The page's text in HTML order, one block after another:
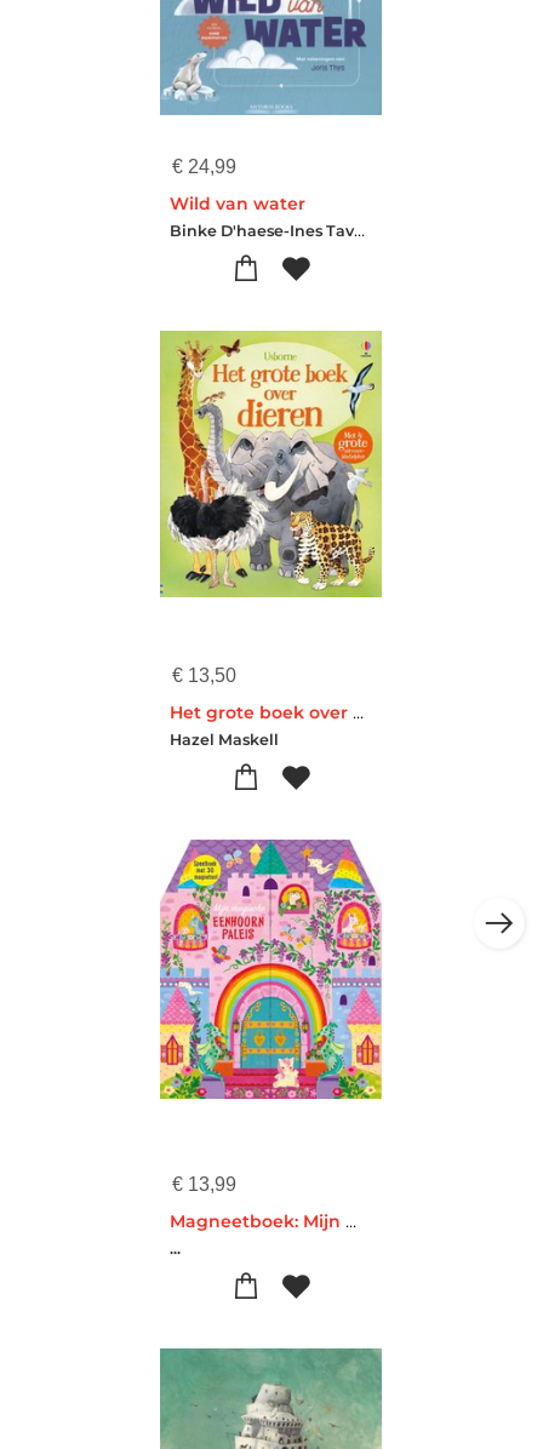
€ 24,99
Wild van water
Binke D'haese-Ines Tavernier
€ 13,50
Het grote boek over dieren
Hazel Maskell
€ 13,99
Magneetboek: Mijn magische eenhoornpaleis
...